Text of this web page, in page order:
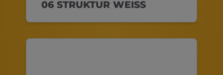
06 STRUKTUR WEISS